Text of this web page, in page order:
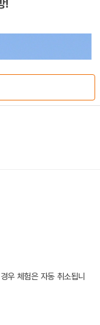
우 체험은 자동 취소됩니